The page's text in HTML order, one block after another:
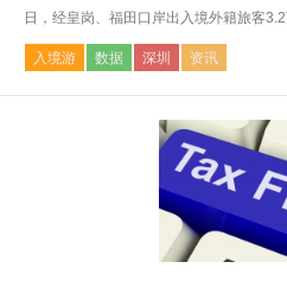
日，经皇岗、福田口岸出入境外籍旅客
入境游 数据 深圳 资讯